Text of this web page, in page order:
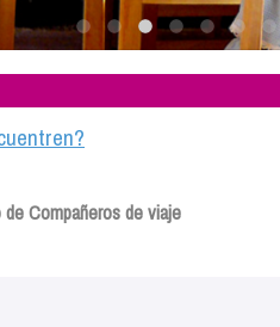
de Compañeros de viaje